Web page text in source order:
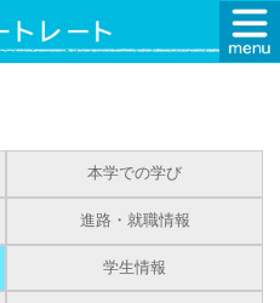
本学での学び
進路・就職情報
学生情報